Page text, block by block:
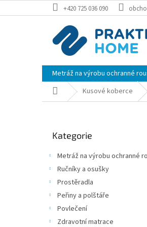
na
+420 725 036 090
Metráž na výrobu ochranné
Domů Kusové koberce
kategorie
Kategorie
Metráž na výrobu ochranné
Ručníky a osušky
Prostěradla
Peřiny a polštáře
Povlečení
Zdravotní matrace